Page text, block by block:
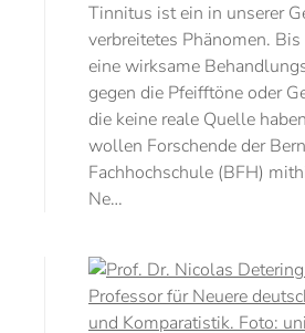
Tinnitus ist ein in unserer
verbreitetes Phänomen.
eine wirksame
gegen die Pfeifftöne oder
die keine reale Quelle
wollen Forschende der
Fachhochschule (BFH)
Ne…